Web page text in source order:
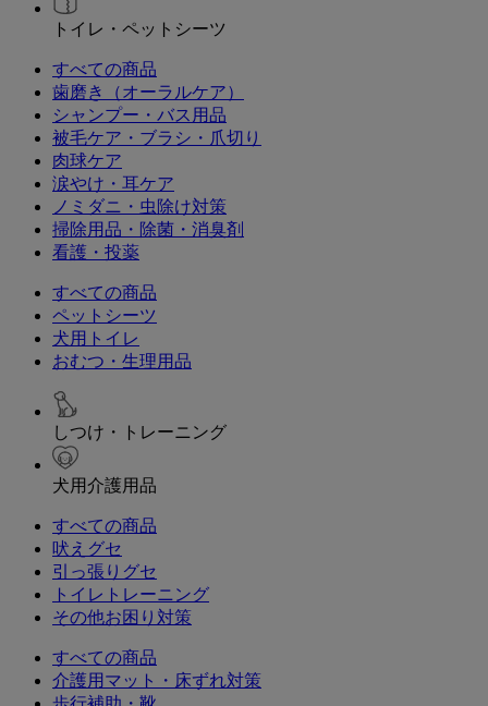
トイレ・ペットシーツ
すべての商品
歯磨き（オーラルケア）
シャンプー・バス用品
被毛ケア・ブラシ・爪切り
肉球ケア
涙やけ・耳ケア
ノミダニ・虫除け対策
掃除用品・除菌・消臭剤
看護・投薬
すべての商品
ペットシーツ
犬用トイレ
おむつ・生理用品
しつけ・トレーニング
犬用介護用品
すべての商品
吠えグセ
引っ張りグセ
トイレトレーニング
その他お困り対策
すべての商品
介護用マット・床ずれ対策